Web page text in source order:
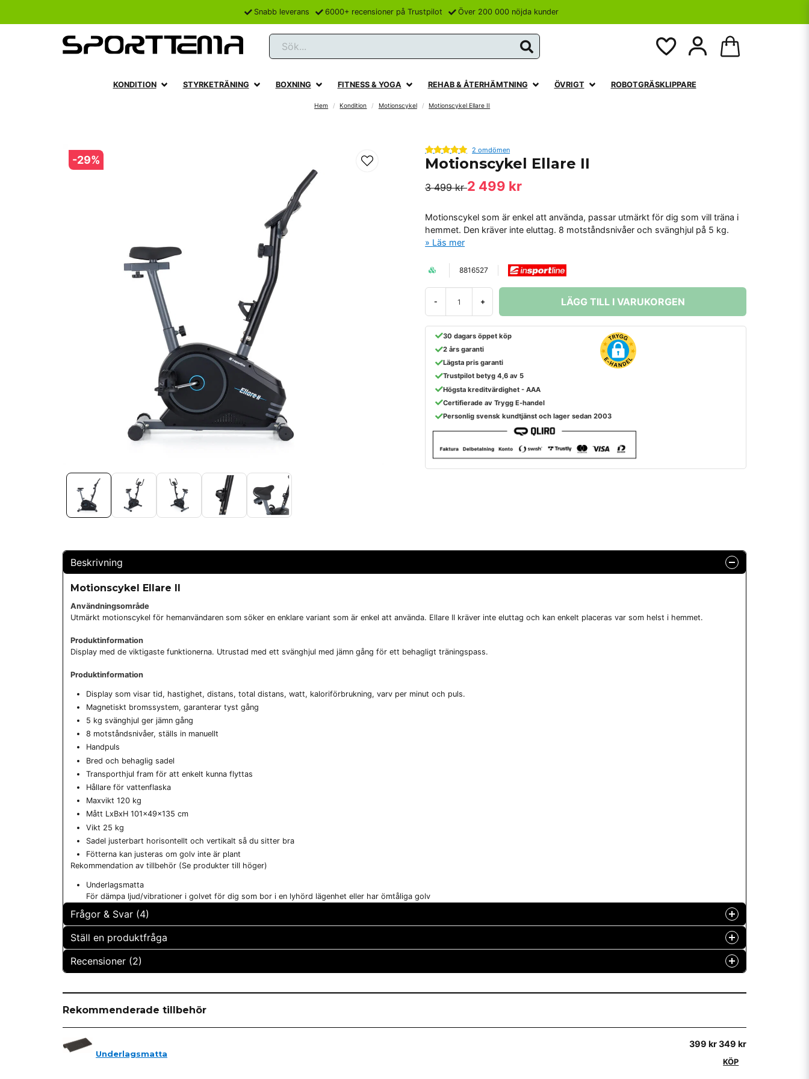
Snabb leverans 6000+ recensioner på Trustpilot Över 200 000 nöjda kunder
Sök...
KONDITION STYRKETRÄNING BOXNING FITNESS & YOGA REHAB & ÅTERHÄMTNING ÖVRIGT ROBOTGRÄSKLIPPARE
Hem Kondition Motionscykel Motionscykel Ellare II
-29%
2 omdömen
Motionscykel Ellare II
3 499 kr2 499 kr
Motionscykel som är enkel att använda, passar utmärkt för dig som vill träna i
hemmet. Den kräver inte eluttag. 8 motståndsnivåer och svänghjul på 5 kg.
Läs mer
8816527
- + LÄGG TILL I VARUKORGEN
30 dagars öppet köp
2 års garanti
Lägsta pris garanti
Trustpilot betyg 4,6 av 5
Högsta kreditvärdighet - AAA
Certifierade av Trygg E-handel
Personlig svensk kundtjänst och lager sedan 2003
Beskrivning
Motionscykel Ellare II
Användningsområde
Utmärkt motionscykel för hemanvändaren som söker en enklare variant som är enkel att använda. Ellare II kräver inte eluttag och kan enkelt placeras var som helst i hemmet.
Produktinformation
Display med de viktigaste funktionerna. Utrustad med ett svänghjul med jämn gång för ett behagligt träningspass.
Produktinformation
Display som visar tid, hastighet, distans, total distans, watt, kaloriförbrukning, varv per minut och puls.
Magnetiskt bromssystem, garanterar tyst gång
5 kg svänghjul ger jämn gång
8 motståndsnivåer, ställs in manuellt
Handpuls
Bred och behaglig sadel
Transporthjul fram för att enkelt kunna flyttas
Hållare för vattenflaska
Maxvikt 120 kg
Mått LxBxH 101x49x135 cm
Vikt 25 kg
Sadel justerbart horisontellt och vertikalt så du sitter bra
Fötterna kan justeras om golv inte är plant
Rekommendation av tillbehör (Se produkter till höger)
Underlagsmatta
För dämpa ljud/vibrationer i golvet för dig som bor i en lyhörd lägenhet eller har ömtåliga golv
Frågor & Svar (4)
Passar den cykel en person som är 190 cm lång ?
Kan man justera styret mot sig? Jag måste kunna sitta rakt
Ställ en produktfråga
question
Fråga oss något om denna produkten...
name email
Recensioner (2)
KK
för 1 år sedan
Lise-Lott
för 1 år sedan
Rekommenderade tillbehör
Underlagsmatta
399 kr349 kr
KÖP